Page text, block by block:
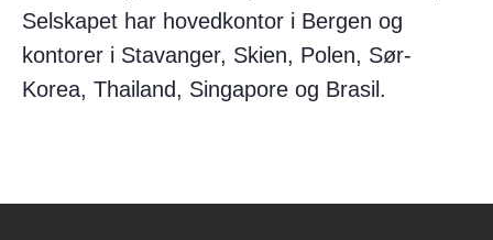
Selskapet har hovedkontor i Bergen og
kontorer i Stavanger, Skien, Polen, Sør-
Korea, Thailand, Singapore og Brasil.